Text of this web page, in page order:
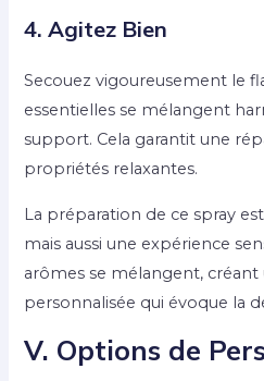
4. Agitez Bien
Secouez vigoureusement le
essentielles se mélangent
support. Cela garantit une
propriétés relaxantes.
La préparation de ce spray
mais aussi une expérience
arômes se mélangent, créant
personnalisée qui évoque la
V. Options de